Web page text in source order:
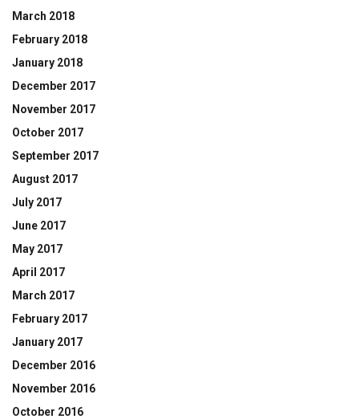
March 2018
February 2018
January 2018
December 2017
November 2017
October 2017
September 2017
August 2017
July 2017
June 2017
May 2017
April 2017
March 2017
February 2017
January 2017
December 2016
November 2016
October 2016